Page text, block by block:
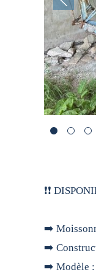
❗️❗️
➡️
➡️
➡️ Modèle :